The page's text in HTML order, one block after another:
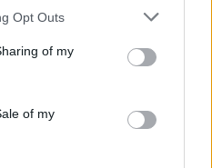
uses one or more Google
behaviour. You may click to
and its third-party tags to
purposes in below Google
Opt Outs
of my
of my